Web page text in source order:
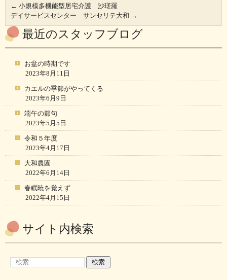
← 小規模多機能型居宅介護 沙瑳羅
デイサービスセンター サンセリテ大和 →
最近のスタッフブログ
お盆の時期です
2023年8月11日
カエルの季節がやってくる
2023年6月9日
端午の節句
2023年5月5日
令和５年度
2023年4月17日
大和農園
2022年6月14日
春眠暁を覚えず
2022年4月15日
サイト内検索